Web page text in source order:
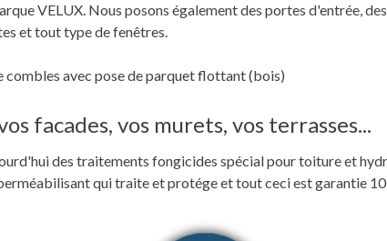
VELUX. Nous posons également des portes d'entrée,
et tout type de fenêtres.
combles avec pose de parquet flottant (bois)
facades, vos murets, vos terrasses...
des traitements fongicides spécial pour toiture et
qui traite et protége et tout ceci est garantie 10